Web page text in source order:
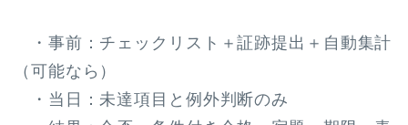
・事前：チェックリスト＋証跡提出＋自動集計
（可能なら）
・当日：未達項目と例外判断のみ